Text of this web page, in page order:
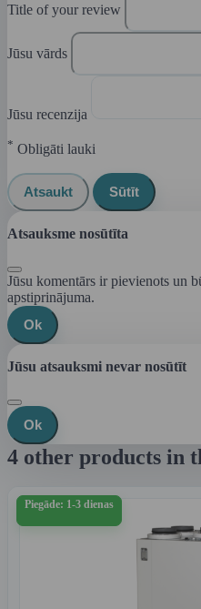
Title of your review
Jūsu vārds
Jūsu recenzija
* Obligāti lauki
Atsaukt Sūtīt
Atsauksme nosūtīta
Jūsu komentārs ir pievienots un
apstiprinājuma.
Ok
Jūsu atsauksmi nevar nosūtīt
Ok
4 other products in
Piegāde: 1-3 dienas